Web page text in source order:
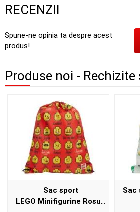
RECENZII
Spune-ne opinia ta despre acest
produs!
Produse noi - Rechizite
Sac sport
LEGO Minifigurine Rosu
Sac